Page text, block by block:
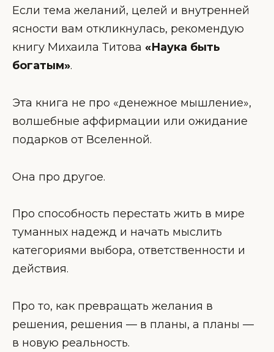
Если тема желаний, целей и внутренней
ясности вам откликнулась, рекомендую
книгу Михаила Титова «Наука быть
богатым».
Эта книга не про «денежное мышление»,
волшебные аффирмации или ожидание
подарков от Вселенной.
Она про другое.
Про способность перестать жить в мире
туманных надежд и начать мыслить
категориями выбора, ответственности и
действия.
Про то, как превращать желания в
решения, решения — в планы, а планы —
в новую реальность.